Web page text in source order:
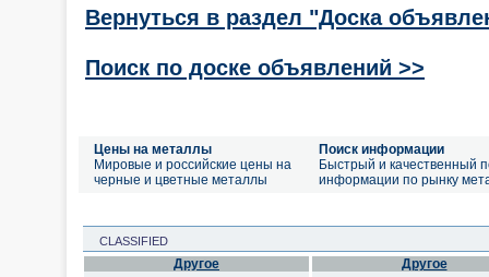
Вернуться в раздел "Доска
Поиск по доске объявлений >>
Цены на металлы
Мировые и российские цены на
черные и цветные металлы
Поиск информации
Быстрый и качественный
информации по рынку
CLASSIFIED
Другое Другое